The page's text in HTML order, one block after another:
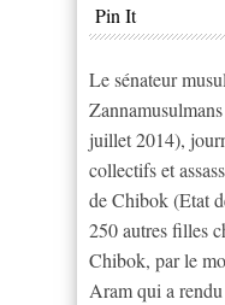
Pin It
Le sénateur
juillet 2014),
collectifs et
de Chibok (Etat
250 autres filles
Chibok, par le
Aram qui a